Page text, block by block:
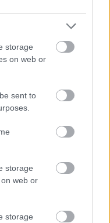
storage
on web or
sent to
storage
web or
storage
Domenicali